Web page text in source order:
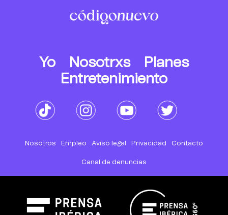
Yo Nosotrxs
Planes
Entretenimiento
Nosotros Empleo Aviso legal Privacidad Contacto
Canal de denuncias